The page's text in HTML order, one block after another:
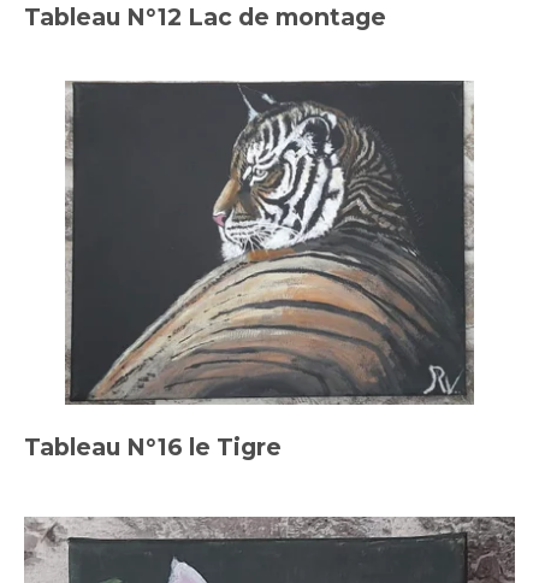
Tableau N°12 Lac de montage
Tableau N°16 le Tigre